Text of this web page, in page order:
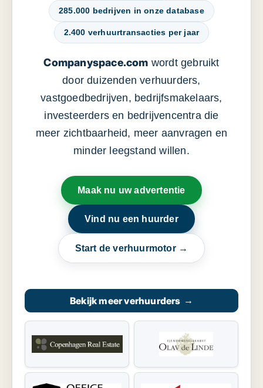
285.000 bedrijven in onze database
2.400 verhuurtransacties per jaar
Companyspace.com wordt gebruikt
door duizenden verhuurders,
vastgoedbedrijven, bedrijfsmakelaars,
investeerders en bedrijvencentra die
meer zichtbaarheid, meer aanvragen en
minder leegstand willen.
Maak nu uw advertentie
Vind nu een huurder
Start de verhuurmotor →
Bekijk meer verhuurders →